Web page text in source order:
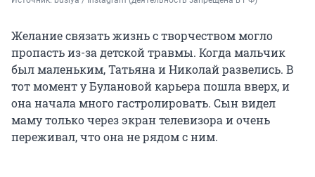
Желание связать жизнь с творчеством могло
пропасть из-за детской травмы. Когда мальчик
был маленьким, Татьяна и Николай развелись. В
тот момент у Булановой карьера пошла вверх, и
она начала много гастролировать. Сын видел
маму только через экран телевизора и очень
переживал, что она не рядом с ним.